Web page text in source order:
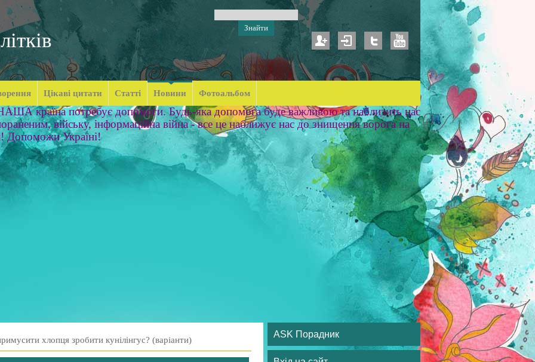
Цікаві цитати Статті Новини Фотоальбом
країна потребує допомоги. Будь-яка допомога буде важливою та наблизить нас
війську, інформаційна війна - все це наближує нас до знищення ворога на
Допоможи Україні!
хлопця зробити кунілінгус? (варіанти)
ASK Порадник